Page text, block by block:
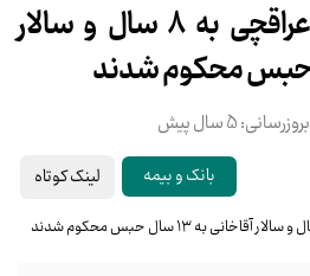
سیف به ۱۰ سال، عراقچی به ۸ سال و سالار
بروزرسانی: 5 سال پیش
بانک و بیمه لینک کوتاه